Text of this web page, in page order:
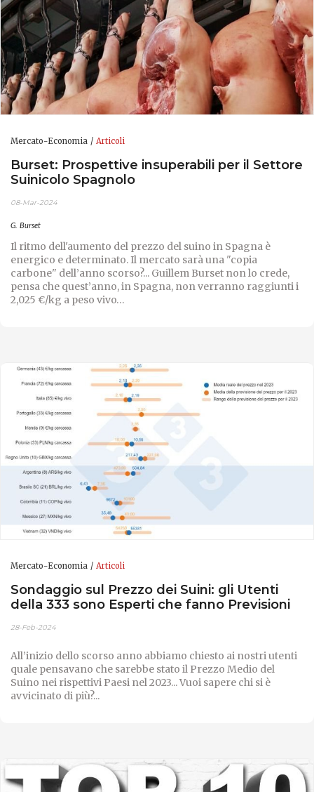
Mercato-Economia Articoli
Burset: Prospettive insuperabili per il Settore
Suinicolo Spagnolo
08-Mar-2024
G. Burset
Il ritmo dell'aumento del prezzo del suino in Spagna è
energico e determinato. Il mercato sarà una "copia
carbone" dell’anno scorso?... Guillem Burset non lo crede,
pensa che quest’anno, in Spagna, non verranno raggiunti i
2,025 €/kg a peso vivo…
Mercato-Economia Articoli
Sondaggio sul Prezzo dei Suini: gli Utenti
della 333 sono Esperti che fanno Previsioni
28-Feb-2024
All’inizio dello scorso anno abbiamo chiesto ai nostri utenti
quale pensavano che sarebbe stato il Prezzo Medio del
Suino nei rispettivi Paesi nel 2023... Vuoi sapere chi si è
avvicinato di più?...